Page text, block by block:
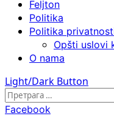
Feljton
Politika
Politika
Opšti uslovi
O nama
Light/Dark Button
Претрага
за:
Facebook